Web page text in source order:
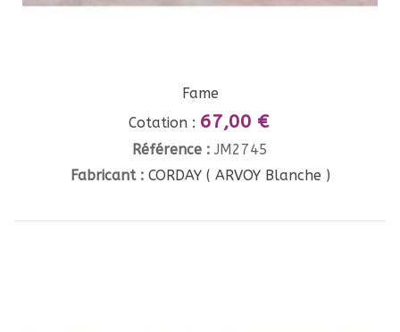
Fame
Cotation : 67,00 €
Référence : JM2745
Fabricant : CORDAY ( ARVOY Blanche )